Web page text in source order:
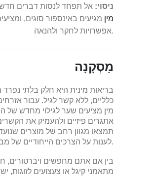
ניסוי: אל תפחד לנסות דברים
מין מגיעים באינספור סוגים,
אפשרויות לחקר ולהנאה.
מַסְקָנָה
בריאות מינית היא חלק בלתי נפרד
כלליים, ללא קשר לגיל. עבור
מין מציעים שער לגילוי מחדש של
אתגרים פיזיים ולהעמיק את
לענות על הצרכים הייחודיים של מבוגרים.
בין אם אתם מחפשים ויברטורים,
מתאמני קיגל או צעצועים לזוגות,